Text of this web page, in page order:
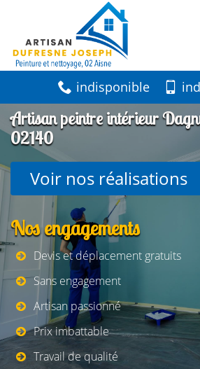
indisponible
Artisan peintre intérieur
02140
Voir nos réalisations
Nos engagements
Devis et déplacement gratuits
Sans engagement
Artisan passionné
Prix imbattable
Travail de qualité